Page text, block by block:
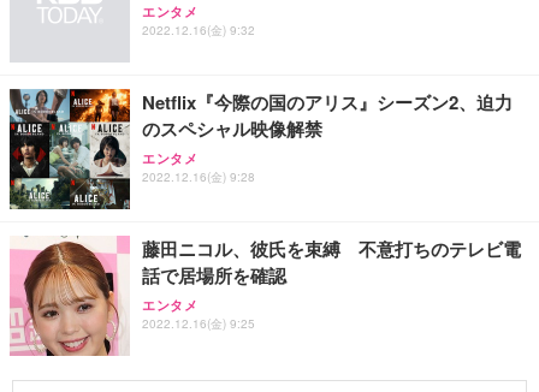
エンタメ
2022.12.16(金) 9:32
Netflix『今際の国のアリス』シーズン2、迫力
のスペシャル映像解禁
エンタメ
2022.12.16(金) 9:28
藤田ニコル、彼氏を束縛 不意打ちのテレビ電
話で居場所を確認
エンタメ
2022.12.16(金) 9:25